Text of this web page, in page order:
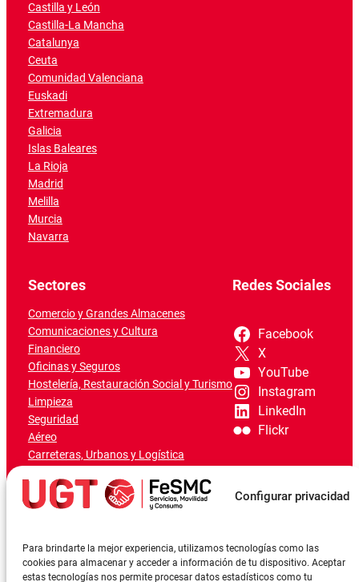
Configurar privacidad
Para brindarte la mejor experiencia, utilizamos tecnologías como las
cookies para almacenar y acceder a información de tu dispositivo. Aceptar
estas tecnologías nos permite procesar datos estadísticos como tu
Castilla y León
Castilla-La Mancha
Catalunya
Ceuta
Comunidad Valenciana
Euskadi
Extremadura
Galicia
Islas Baleares
La Rioja
Madrid
Melilla
Murcia
Navarra
Sectores
Comercio y Grandes Almacenes
Comunicaciones y Cultura
Financiero
Oficinas y Seguros
Hostelería, Restauración Social y Turismo
Limpieza
Seguridad
Aéreo
Carreteras, Urbanos y Logística
Marítimo-Portuario
Redes Sociales
Facebook
X
YouTube
Instagram
LinkedIn
Flickr